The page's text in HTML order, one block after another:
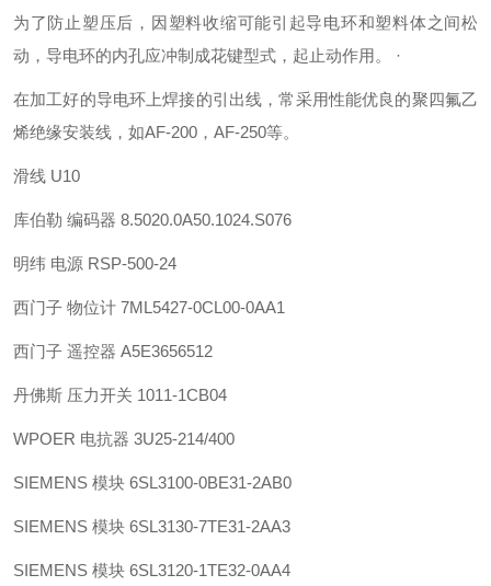
为了防止塑压后，因塑料收缩可能引起导电环和塑料体之间松
动，导电环的内孔应冲制成花键型式，起止动作用。 ·
在加工好的导电环上焊接的引出线，常采用性能优良的聚四氟乙
烯绝缘安装线，如AF-200，AF-250等。
滑线 U10
库伯勒 编码器 8.5020.0A50.1024.S076
明纬 电源 RSP-500-24
西门子 物位计 7ML5427-0CL00-0AA1
西门子 遥控器 A5E3656512
丹佛斯 压力开关 1011-1CB04
WPOER 电抗器 3U25-214/400
SIEMENS 模块 6SL3100-0BE31-2AB0
SIEMENS 模块 6SL3130-7TE31-2AA3
SIEMENS 模块 6SL3120-1TE32-0AA4